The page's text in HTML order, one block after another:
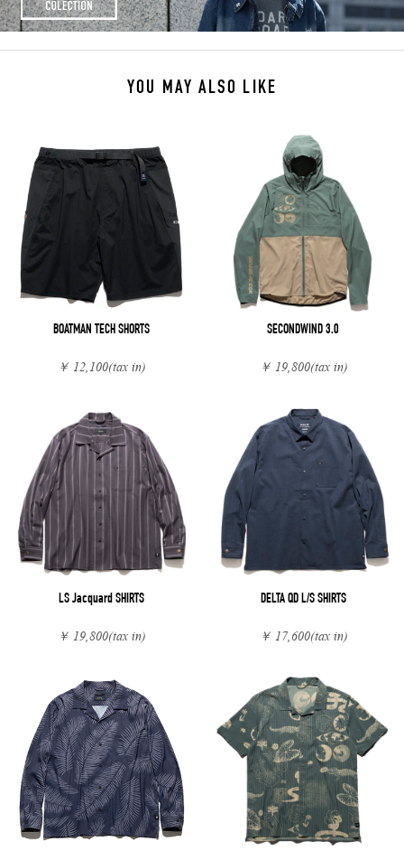
YOU MAY ALSO LIKE
BOATMAN TECH SHORTS
￥ 12,100(tax in)
SECONDWIND 3.0
￥ 19,800(tax in)
LS Jacquard SHIRTS
￥ 19,800(tax in)
DELTA QD L/S SHIRTS
￥ 17,600(tax in)